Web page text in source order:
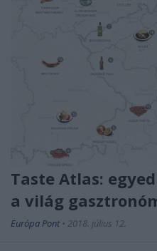
Taste Atlas:
a világ
Európa Pont • 2018. július 12.